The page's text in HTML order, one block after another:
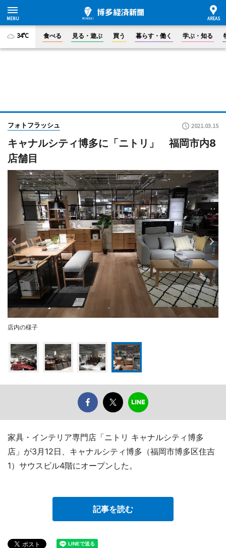
34°C 食べる 見る・遊ぶ 買う 暮らす・働く 学ぶ・知る
フォトフラッシュ 2021.03.15
キャナルシティ博多に「ニトリ」 福岡市内8
店舗目
店内の様子
家具・インテリア専門店「ニトリ キャナルシティ博多
店」が3月12日、キャナルシティ博多（福岡市博多区住吉
1）サウスビル4階にオープンした。
記事を読む